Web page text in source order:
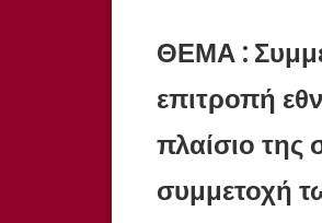
ΘΕΜΑ :
επιτροπή
πλαίσιο της
συμμετοχή